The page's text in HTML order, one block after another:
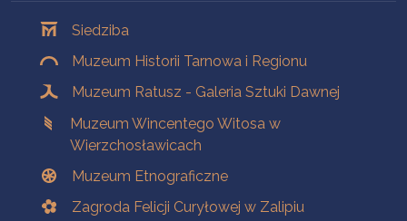
Siedziba
Muzeum Historii Tarnowa i Regionu
Muzeum Ratusz - Galeria Sztuki Dawnej
Muzeum Wincentego Witosa w
Wierzchosławicach
Muzeum Etnograficzne
Zagroda Felicji Curyłowej w Zalipiu